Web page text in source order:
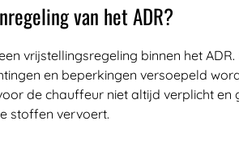
van het ADR?
vrijstellingsregeling binnen het
en beperkingen versoepeld
de chauffeur niet altijd verplicht
stoffen vervoert.